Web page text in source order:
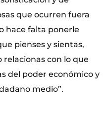
que ocurren fuera
hace falta ponerle
pienses y sientas,
con lo que
del poder económico y
medio”.